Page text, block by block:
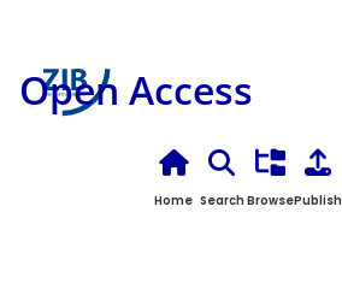
Open Access
Home Search BrowsePublish